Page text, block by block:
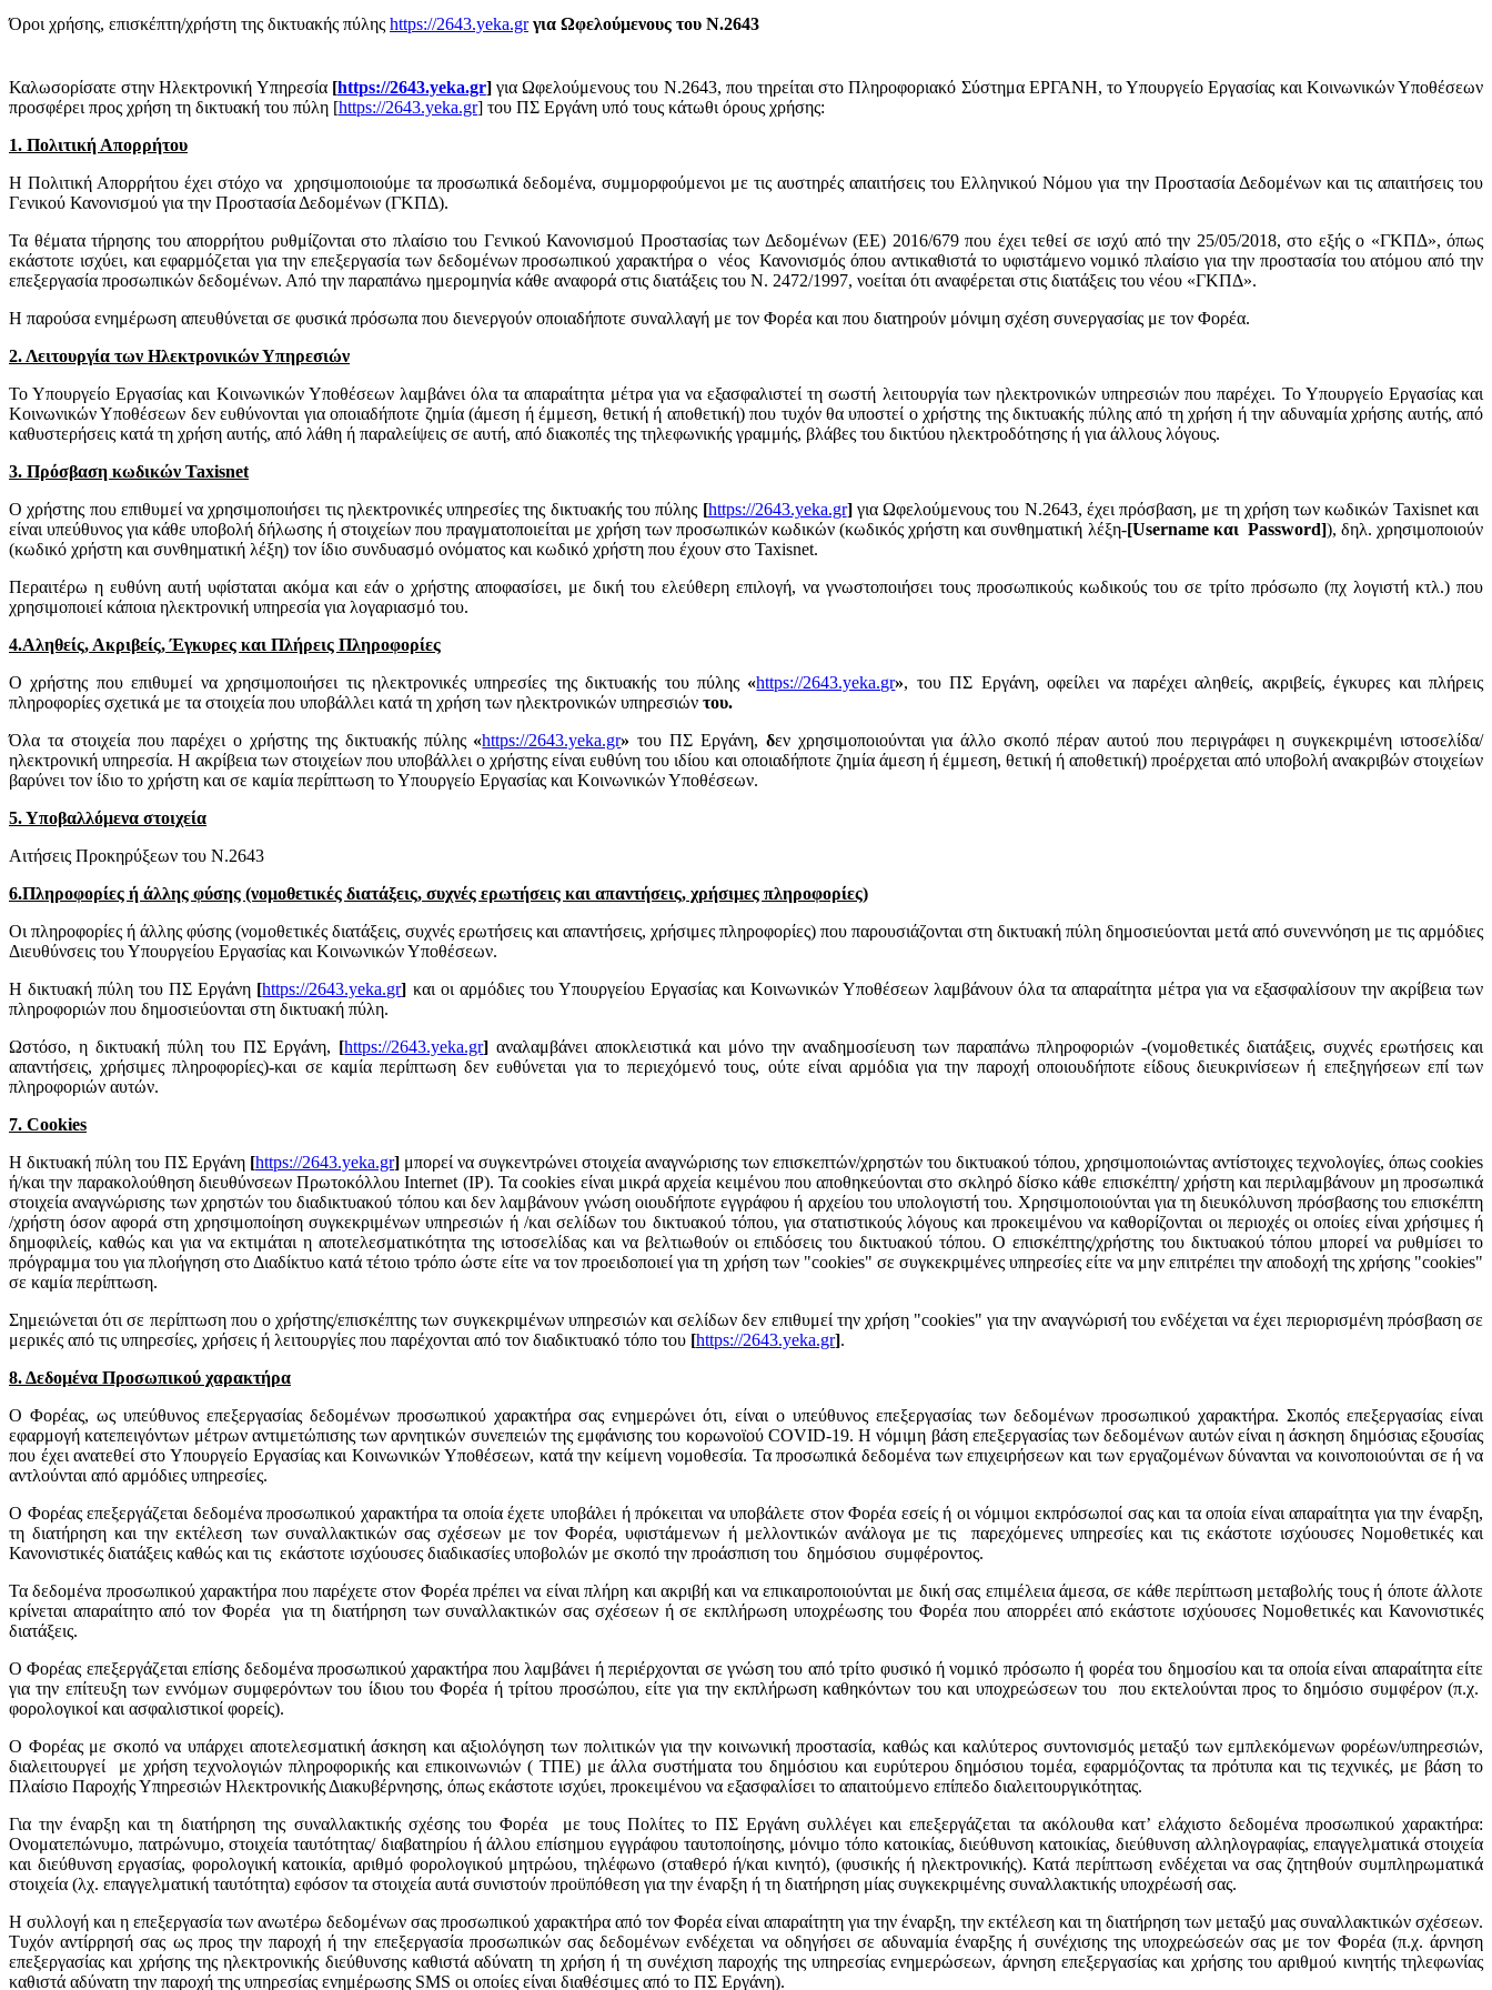
Όροι χρήσης, επισκέπτη/χρήστη της δικτυακής πύλης https://2643.yeka.gr για Ωφελούμενους του Ν.2643
Καλωσορίσατε στην Ηλεκτρονική Υπηρεσία [https://2643.yeka.gr]για Ωφελούμενους του Ν.2643, που τηρείται στο Πληροφοριακό Σύστημα ΕΡΓΑΝΗ, το Υπουργείο Εργασίας και Κοινωνικών Υποθέσεων
προσφέρει προς χρήση τη δικτυακή του πύλη [https://2643.yeka.gr] του ΠΣ Εργάνη υπό τους κάτωθι όρους χρήσης:
1. Πολιτική Απορρήτου
Η Πολιτική Απορρήτου έχει στόχο να χρησιμοποιούμε τα προσωπικά δεδομένα, συμμορφούμενοι με τις αυστηρές απαιτήσεις του Ελληνικού Νόμου για την Προστασία Δεδομένων και τις απαιτήσεις του
Γενικού Κανονισμού για την Προστασία Δεδομένων (ΓΚΠΔ).
Τα θέματα τήρησης του απορρήτου ρυθμίζονται στο πλαίσιο του Γενικού Κανονισμού Προστασίας των Δεδομένων (ΕΕ) 2016/679 που έχει τεθεί σε ισχύ από την 25/05/2018, στο εξής ο «ΓΚΠΔ», όπως
εκάστοτε ισχύει, και εφαρμόζεται για την επεξεργασία των δεδομένων προσωπικού χαρακτήρα ο νέος Κανονισμός όπου αντικαθιστά το υφιστάμενο νομικό πλαίσιο για την προστασία του ατόμου από την
επεξεργασία προσωπικών δεδομένων. Από την παραπάνω ημερομηνία κάθε αναφορά στις διατάξεις του Ν. 2472/1997, νοείται ότι αναφέρεται στις διατάξεις του νέου «ΓΚΠΔ».
Η παρούσα ενημέρωση απευθύνεται σε φυσικά πρόσωπα που διενεργούν οποιαδήποτε συναλλαγή με τον Φορέα και που διατηρούν μόνιμη σχέση συνεργασίας με τον Φορέα.
2. Λειτουργία των Ηλεκτρονικών Υπηρεσιών
Το Υπουργείο Εργασίας και Κοινωνικών Υποθέσεων λαμβάνει όλα τα απαραίτητα μέτρα για να εξασφαλιστεί τη σωστή λειτουργία των ηλεκτρονικών υπηρεσιών που παρέχει. Το Υπουργείο Εργασίας και
Κοινωνικών Υποθέσεων δεν ευθύνονται για οποιαδήποτε ζημία (άμεση ή έμμεση, θετική ή αποθετική) που τυχόν θα υποστεί ο χρήστης της δικτυακής πύλης από τη χρήση ή την αδυναμία χρήσης αυτής, από
καθυστερήσεις κατά τη χρήση αυτής, από λάθη ή παραλείψεις σε αυτή, από διακοπές της τηλεφωνικής γραμμής, βλάβες του δικτύου ηλεκτροδότησης ή για άλλους λόγους.
3. Πρόσβαση κωδικών Taxisnet
Ο χρήστης που επιθυμεί να χρησιμοποιήσει τις ηλεκτρονικές υπηρεσίες της δικτυακής του πύλης [https://2643.yeka.gr] για Ωφελούμενους του Ν.2643, έχει πρόσβαση, με τη χρήση των κωδικών Taxisnet και
είναι υπεύθυνος για κάθε υποβολή δήλωσης ή στοιχείων που πραγματοποιείται με χρήση των προσωπικών κωδικών (κωδικός χρήστη και συνθηματική λέξη-[Username και Password]), δηλ. χρησιμοποιούν
(κωδικό χρήστη και συνθηματική λέξη) τον ίδιο συνδυασμό ονόματος και κωδικό χρήστη που έχουν στο Taxisnet.
Περαιτέρω η ευθύνη αυτή υφίσταται ακόμα και εάν ο χρήστης αποφασίσει, με δική του ελεύθερη επιλογή, να γνωστοποιήσει τους προσωπικούς κωδικούς του σε τρίτο πρόσωπο (πχ λογιστή κτλ.) που
χρησιμοποιεί κάποια ηλεκτρονική υπηρεσία για λογαριασμό του.
4.Αληθείς, Ακριβείς, Έγκυρες και Πλήρεις Πληροφορίες
Ο χρήστης που επιθυμεί να χρησιμοποιήσει τις ηλεκτρονικές υπηρεσίες της δικτυακής του πύλης «https://2643.yeka.gr», του ΠΣ Εργάνη, οφείλει να παρέχει αληθείς, ακριβείς, έγκυρες και πλήρεις
πληροφορίες σχετικά με τα στοιχεία που υποβάλλει κατά τη χρήση των ηλεκτρονικών υπηρεσιών του.
Όλα τα στοιχεία που παρέχει ο χρήστης της δικτυακής πύλης «https://2643.yeka.gr»του ΠΣ Εργάνη, δεν χρησιμοποιούνται για άλλο σκοπό πέραν αυτού που περιγράφει η συγκεκριμένη ιστοσελίδα/
ηλεκτρονική υπηρεσία. Η ακρίβεια των στοιχείων που υποβάλλει ο χρήστης είναι ευθύνη του ιδίου και οποιαδήποτε ζημία άμεση ή έμμεση, θετική ή αποθετική) προέρχεται από υποβολή ανακριβών στοιχείων
βαρύνει τον ίδιο το χρήστη και σε καμία περίπτωση το Υπουργείο Εργασίας και Κοινωνικών Υποθέσεων.
5. Υποβαλλόμενα στοιχεία
Αιτήσεις Προκηρύξεων του Ν.2643
6.Πληροφορίες ή άλλης φύσης (νομοθετικές διατάξεις, συχνές ερωτήσεις και απαντήσεις, χρήσιμες πληροφορίες)
Οι πληροφορίες ή άλλης φύσης (νομοθετικές διατάξεις, συχνές ερωτήσεις και απαντήσεις, χρήσιμες πληροφορίες) που παρουσιάζονται στη δικτυακή πύλη δημοσιεύονται μετά από συνεννόηση με τις αρμόδιες
Διευθύνσεις του Υπουργείου Εργασίας και Κοινωνικών Υποθέσεων.
Η δικτυακή πύλη του ΠΣ Εργάνη [https://2643.yeka.gr] και οι αρμόδιες του Υπουργείου Εργασίας και Κοινωνικών Υποθέσεων λαμβάνουν όλα τα απαραίτητα μέτρα για να εξασφαλίσουν την ακρίβεια των
πληροφοριών που δημοσιεύονται στη δικτυακή πύλη.
Ωστόσο, η δικτυακή πύλη του ΠΣ Εργάνη, [https://2643.yeka.gr]αναλαμβάνει αποκλειστικά και μόνο την αναδημοσίευση των παραπάνω πληροφοριών -(νομοθετικές διατάξεις, συχνές ερωτήσεις και
απαντήσεις, χρήσιμες πληροφορίες)-και σε καμία περίπτωση δεν ευθύνεται για το περιεχόμενό τους, ούτε είναι αρμόδια για την παροχή οποιουδήποτε είδους διευκρινίσεων ή επεξηγήσεων επί των
πληροφοριών αυτών.
7. Cookies
Η δικτυακή πύλη του ΠΣ Εργάνη [https://2643.yeka.gr] μπορεί να συγκεντρώνει στοιχεία αναγνώρισης των επισκεπτών/χρηστών του δικτυακού τόπου, χρησιμοποιώντας αντίστοιχες τεχνολογίες, όπως cookies
ή/και την παρακολούθηση διευθύνσεων Πρωτοκόλλου Internet (IP). Τα cookies είναι μικρά αρχεία κειμένου που αποθηκεύονται στο σκληρό δίσκο κάθε επισκέπτη/ χρήστη και περιλαμβάνουν μη προσωπικά
στοιχεία αναγνώρισης των χρηστών του διαδικτυακού τόπου και δεν λαμβάνουν γνώση οιουδήποτε εγγράφου ή αρχείου του υπολογιστή του. Χρησιμοποιούνται για τη διευκόλυνση πρόσβασης του επισκέπτη
/χρήστη όσον αφορά στη χρησιμοποίηση συγκεκριμένων υπηρεσιών ή /και σελίδων του δικτυακού τόπου, για στατιστικούς λόγους και προκειμένου να καθορίζονται οι περιοχές οι οποίες είναι χρήσιμες ή
δημοφιλείς, καθώς και για να εκτιμάται η αποτελεσματικότητα της ιστοσελίδας και να βελτιωθούν οι επιδόσεις του δικτυακού τόπου. Ο επισκέπτης/χρήστης του δικτυακού τόπου μπορεί να ρυθμίσει το
πρόγραμμα του για πλοήγηση στο Διαδίκτυο κατά τέτοιο τρόπο ώστε είτε να τον προειδοποιεί για τη χρήση των "cookies" σε συγκεκριμένες υπηρεσίες είτε να μην επιτρέπει την αποδοχή της χρήσης "cookies"
σε καμία περίπτωση.
Σημειώνεται ότι σε περίπτωση που ο χρήστης/επισκέπτης των συγκεκριμένων υπηρεσιών και σελίδων δεν επιθυμεί την χρήση "cookies" για την αναγνώρισή του ενδέχεται να έχει περιορισμένη πρόσβαση σε
μερικές από τις υπηρεσίες, χρήσεις ή λειτουργίες που παρέχονται από τον διαδικτυακό τόπο του [https://2643.yeka.gr].
8. Δεδομένα Προσωπικού χαρακτήρα
Ο Φορέας, ως υπεύθυνος επεξεργασίας δεδομένων προσωπικού χαρακτήρα σας ενημερώνει ότι, είναι ο υπεύθυνος επεξεργασίας των δεδομένων προσωπικού χαρακτήρα. Σκοπός επεξεργασίας είναι
εφαρμογή κατεπειγόντων μέτρων αντιμετώπισης των αρνητικών συνεπειών της εμφάνισης του κορωνοϊού COVID-19. Η νόμιμη βάση επεξεργασίας των δεδομένων αυτών είναι η άσκηση δημόσιας εξουσίας
που έχει ανατεθεί στο Υπουργείο Εργασίας και Κοινωνικών Υποθέσεων, κατά την κείμενη νομοθεσία. Τα προσωπικά δεδομένα των επιχειρήσεων και των εργαζομένων δύνανται να κοινοποιούνται σε ή να
αντλούνται από αρμόδιες υπηρεσίες.
Ο Φορέας επεξεργάζεται δεδομένα προσωπικού χαρακτήρα τα οποία έχετε υποβάλει ή πρόκειται να υποβάλετε στον Φορέα εσείς ή οι νόμιμοι εκπρόσωποί σας και τα οποία είναι απαραίτητα για την έναρξη,
τη διατήρηση και την εκτέλεση των συναλλακτικών σας σχέσεων με τον Φορέα, υφιστάμενων ή μελλοντικών ανάλογα με τις παρεχόμενες υπηρεσίες και τις εκάστοτε ισχύουσες Νομοθετικές και
Κανονιστικές διατάξεις καθώς και τις εκάστοτε ισχύουσες διαδικασίες υποβολών με σκοπό την προάσπιση του δημόσιου συμφέροντος.
Τα δεδομένα προσωπικού χαρακτήρα που παρέχετε στον Φορέα πρέπει να είναι πλήρη και ακριβή και να επικαιροποιούνται με δική σας επιμέλεια άμεσα, σε κάθε περίπτωση μεταβολής τους ή όποτε άλλοτε
κρίνεται απαραίτητο από τον Φορέα για τη διατήρηση των συναλλακτικών σας σχέσεων ή σε εκπλήρωση υποχρέωσης του Φορέα που απορρέει από εκάστοτε ισχύουσες Νομοθετικές και Κανονιστικές
διατάξεις.
Ο Φορέας επεξεργάζεται επίσης δεδομένα προσωπικού χαρακτήρα που λαμβάνει ή περιέρχονται σε γνώση του από τρίτο φυσικό ή νομικό πρόσωπο ή φορέα του δημοσίου και τα οποία είναι απαραίτητα είτε
για την επίτευξη των εννόμων συμφερόντων του ίδιου του Φορέα ή τρίτου προσώπου, είτε για την εκπλήρωση καθηκόντων του και υποχρεώσεων του που εκτελούνται προς το δημόσιο συμφέρον (π.χ.
φορολογικοί και ασφαλιστικοί φορείς).
Ο Φορέας με σκοπό να υπάρχει αποτελεσματική άσκηση και αξιολόγηση των πολιτικών για την κοινωνική προστασία, καθώς και καλύτερος συντονισμός μεταξύ των εμπλεκόμενων φορέων/υπηρεσιών,
διαλειτουργεί με χρήση τεχνολογιών πληροφορικής και επικοινωνιών ( ΤΠΕ) με άλλα συστήματα του δημόσιου και ευρύτερου δημόσιου τομέα, εφαρμόζοντας τα πρότυπα και τις τεχνικές, με βάση το
Πλαίσιο Παροχής Υπηρεσιών Ηλεκτρονικής Διακυβέρνησης, όπως εκάστοτε ισχύει, προκειμένου να εξασφαλίσει το απαιτούμενο επίπεδο διαλειτουργικότητας.
Για την έναρξη και τη διατήρηση της συναλλακτικής σχέσης του Φορέα με τους Πολίτες το ΠΣ Εργάνη συλλέγει και επεξεργάζεται τα ακόλουθα κατ’ ελάχιστο δεδομένα προσωπικού χαρακτήρα:
Ονοματεπώνυμο, πατρώνυμο, στοιχεία ταυτότητας/ διαβατηρίου ή άλλου επίσημου εγγράφου ταυτοποίησης, μόνιμο τόπο κατοικίας, διεύθυνση κατοικίας, διεύθυνση αλληλογραφίας, επαγγελματικά στοιχεία
και διεύθυνση εργασίας, φορολογική κατοικία, αριθμό φορολογικού μητρώου, τηλέφωνο (σταθερό ή/και κινητό), (φυσικής ή ηλεκτρονικής). Κατά περίπτωση ενδέχεται να σας ζητηθούν συμπληρωματικά
στοιχεία (λχ. επαγγελματική ταυτότητα) εφόσον τα στοιχεία αυτά συνιστούν προϋπόθεση για την έναρξη ή τη διατήρηση μίας συγκεκριμένης συναλλακτικής υποχρέωσή σας.
Η συλλογή και η επεξεργασία των ανωτέρω δεδομένων σας προσωπικού χαρακτήρα από τον Φορέα είναι απαραίτητη για την έναρξη, την εκτέλεση και τη διατήρηση των μεταξύ μας συναλλακτικών σχέσεων.
Τυχόν αντίρρησή σας ως προς την παροχή ή την επεξεργασία προσωπικών σας δεδομένων ενδέχεται να οδηγήσει σε αδυναμία έναρξης ή συνέχισης της υποχρεώσεών σας με τον Φορέα (π.χ. άρνηση
επεξεργασίας και χρήσης της ηλεκτρονικής διεύθυνσης καθιστά αδύνατη τη χρήση ή τη συνέχιση παροχής της υπηρεσίας ενημερώσεων, άρνηση επεξεργασίας και χρήσης του αριθμού κινητής τηλεφωνίας
καθιστά αδύνατη την παροχή της υπηρεσίας ενημέρωσης SMS οι οποίες είναι διαθέσιμες από το ΠΣ Εργάνη).